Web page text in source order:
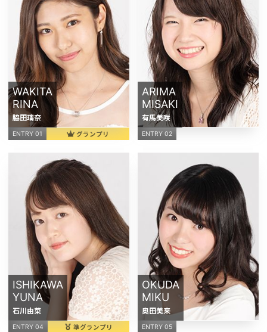
WAKITA
RINA
脇田璃奈
ENTRY 01 グランプリ
ARIMA
MISAKI
有馬美咲
ENTRY 02
ISHIKAWA
YUNA
石川由菜
ENTRY 04 準グランプリ
OKUDA
MIKU
奥田美来
ENTRY 05